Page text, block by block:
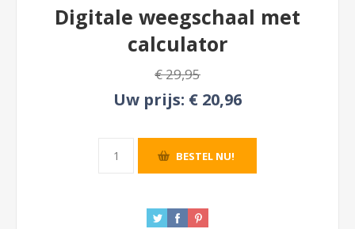
Digitale weegschaal met
calculator
€ 29,95
Uw prijs: € 20,96